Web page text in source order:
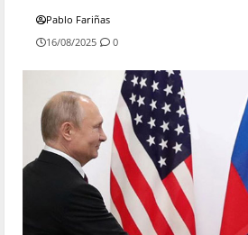
Pablo Fariñas
16/08/2025
0